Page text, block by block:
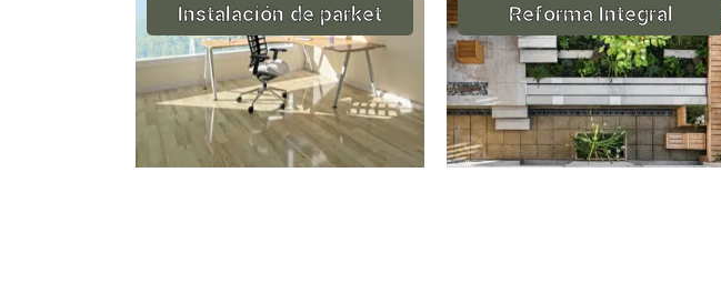
Instalación de parket Reforma Integral